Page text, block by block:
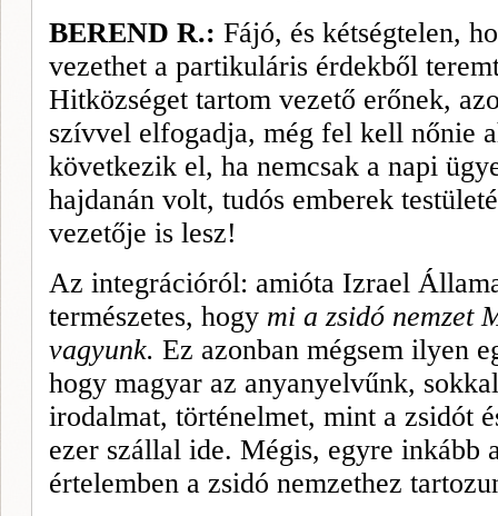
BEREND R.: Fájó, és kétségtelen,
vezethet a partikuláris érdekből
Hitközséget tartom vezető erőnek,
szívvel elfogadja, még fel kell nőnie
következik el, ha nemcsak a napi
hajdanán volt, tudós em­berek
vezetője is lesz!
Az integrációról: amióta Izrael
természetes, hogy mi a zsidó nemzet
vagyunk. Ez azonban mégsem ilyen
hogy magyar az anyanyelvűnk,
irodalmat, történelmet, mint a zsidót
ezer szállal ide. Mégis, egyre inkább
értelemben a zsidó nemzethez